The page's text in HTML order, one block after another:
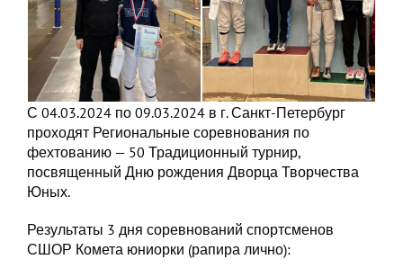
С 04.03.2024 по 09.03.2024 в г. Санкт-Петербург
проходят Региональные соревнования по
фехтованию — 50 Традиционный турнир,
посвященный Дню рождения Дворца Творчества
Юных.
Результаты 3 дня соревнований спортсменов
СШОР Комета юниорки (рапира лично):